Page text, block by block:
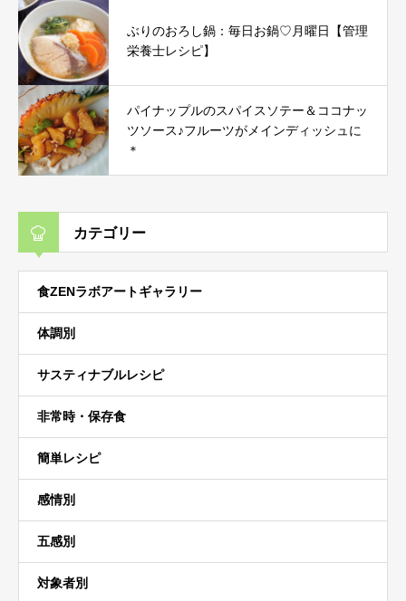
ぶりのおろし鍋：毎日お鍋♡月曜日【管理
栄養士レシピ】
パイナップルのスパイスソテー＆ココナッ
ツソース♪フルーツがメインディッシュに
＊
カテゴリー
食ZENラボアートギャラリー
体調別
サスティナブルレシピ
非常時・保存食
簡単レシピ
感情別
五感別
対象者別